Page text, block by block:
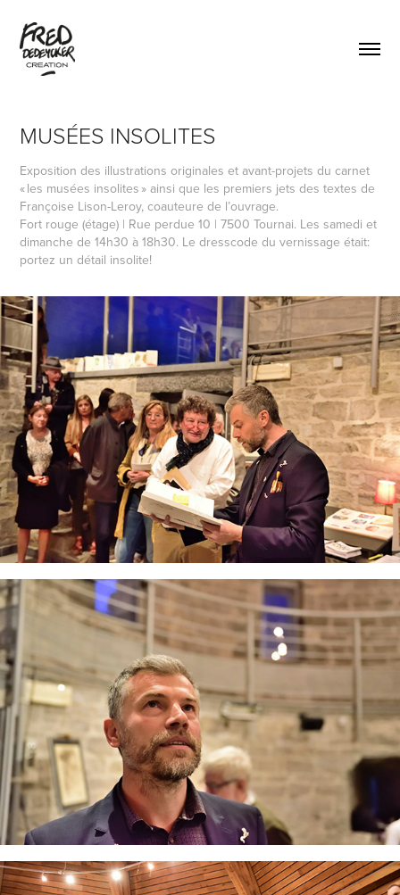
MUSÉES INSOLITES
Exposition des illustrations originales et avant-projets du carnet
« les musées insolites » ainsi que les premiers jets des textes de
Françoise Lison-Leroy, coauteure de l’ouvrage.
Fort rouge (étage) | Rue perdue 10 | 7500 Tournai. Les samedi et
dimanche de 14h30 à 18h30. Le dresscode du vernissage était:
portez un détail insolite!